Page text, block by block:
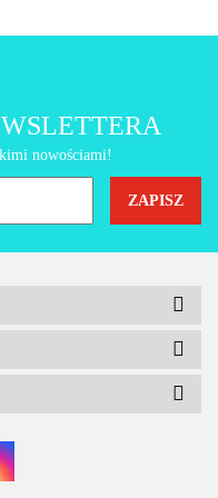
nowościami!